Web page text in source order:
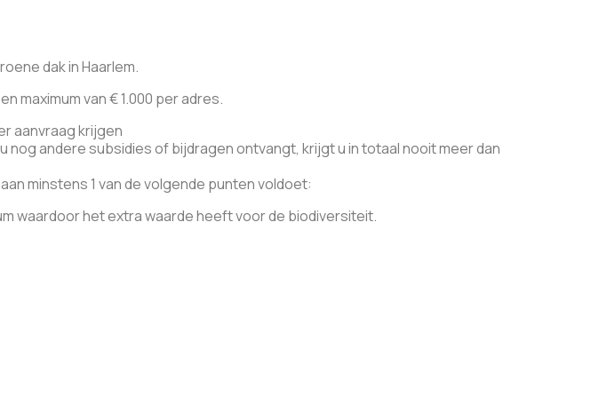
dak in Haarlem.
maximum van € 1.000 per adres.
aanvraag krijgen
nog andere subsidies of bijdragen ontvangt, krijgt u in totaal nooit meer dan
minstens 1 van de volgende punten voldoet:
waardoor het extra waarde heeft voor de biodiversiteit.